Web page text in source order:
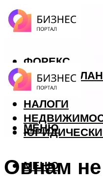
ФОРЕКС
БИЗНЕС
КРЕДИТЫ
НАЛОГИ
МЕНЮ
МЕНЮ
Овнам не